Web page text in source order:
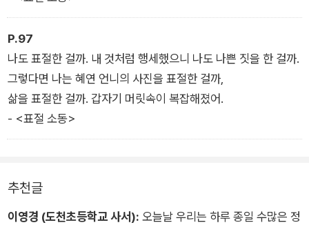
P.97
나도 표절한 걸까. 내 것처럼 행세했으니 나도 나쁜 짓을 한 걸까.
그렇다면 나는 혜연 언니의 사진을 표절한 걸까,
삶을 표절한 걸까. 갑자기 머릿속이 복잡해졌어.
- <표절 소동>
추천글
이영경 (도천초등학교 사서): 오늘날 우리는 하루 종일 수많은 정